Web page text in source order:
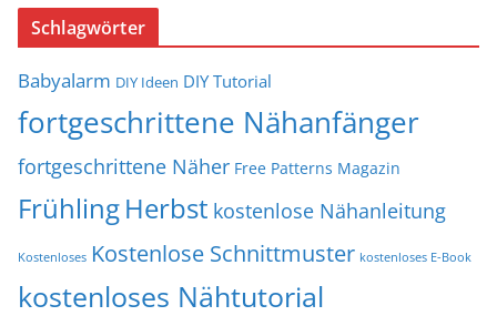
Schlagwörter
Babyalarm DIY Ideen DIY Tutorial
fortgeschrittene Nähanfänger
fortgeschrittene Näher Free Patterns Magazin
FrühlingHerbst kostenlose Nähanleitung
Kostenloses Kostenlose Schnittmuster kostenloses E-Book
kostenloses Nähtutorial